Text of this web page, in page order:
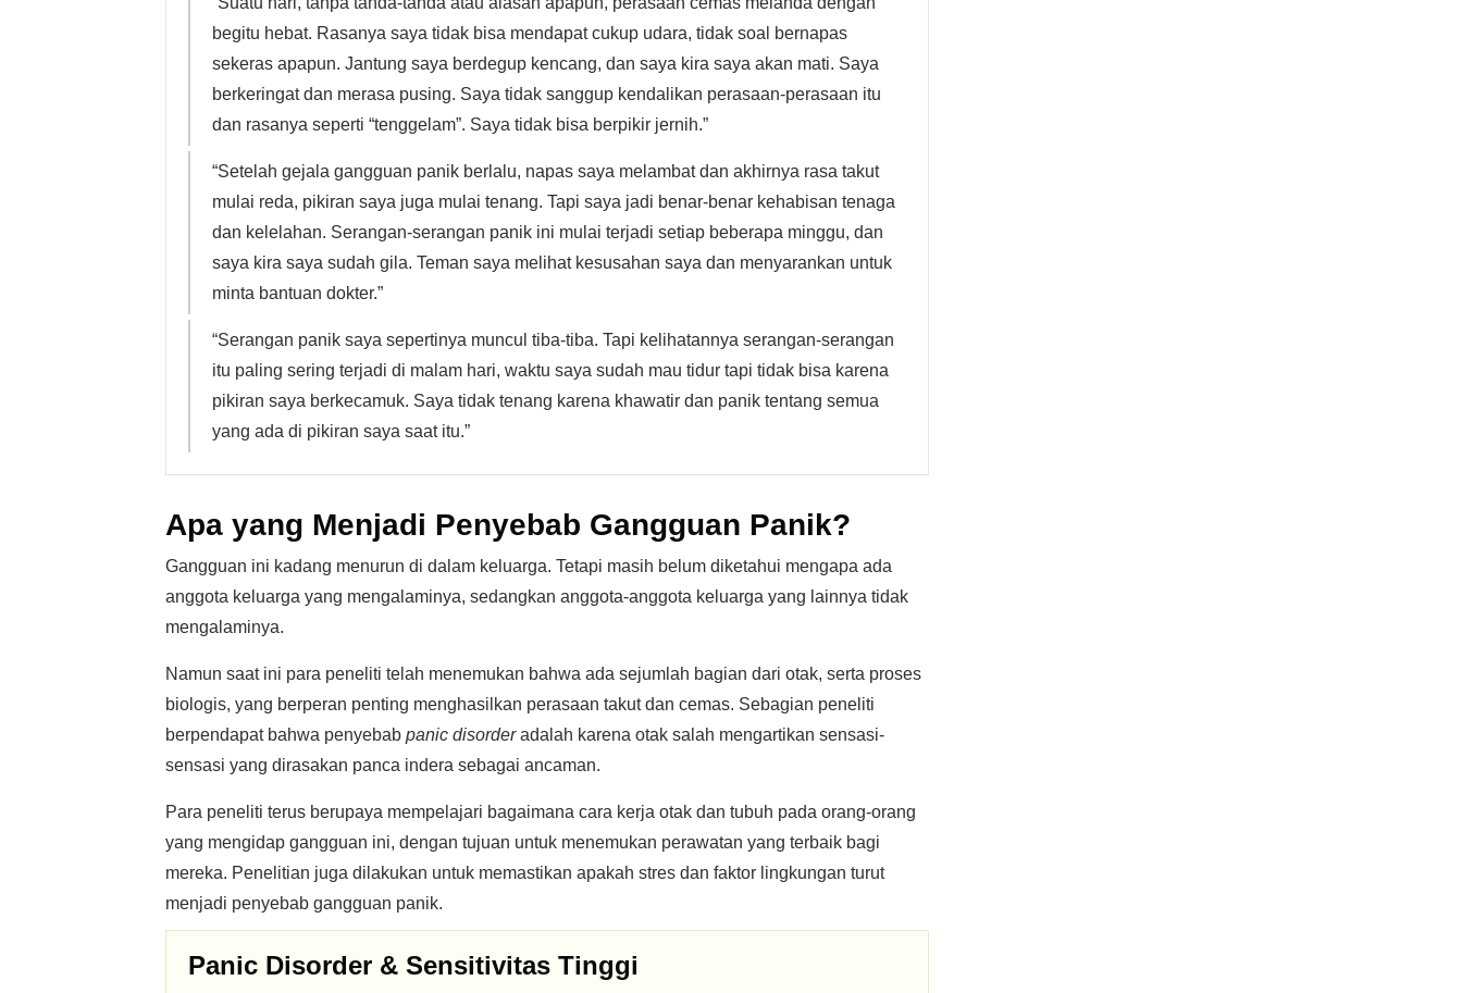
begitu hebat. Rasanya saya tidak bisa mendapat cukup udara, tidak soal bernapas
sekeras apapun. Jantung saya berdegup kencang, dan saya kira saya akan mati. Saya
berkeringat dan merasa pusing. Saya tidak sanggup kendalikan perasaan-perasaan itu
dan rasanya seperti “tenggelam”. Saya tidak bisa berpikir jernih.”
“Setelah gejala gangguan panik berlalu, napas saya melambat dan akhirnya rasa takut
mulai reda, pikiran saya juga mulai tenang. Tapi saya jadi benar-benar kehabisan tenaga
dan kelelahan. Serangan-serangan panik ini mulai terjadi setiap beberapa minggu, dan
saya kira saya sudah gila. Teman saya melihat kesusahan saya dan menyarankan untuk
minta bantuan dokter.”
“Serangan panik saya sepertinya muncul tiba-tiba. Tapi kelihatannya serangan-serangan
itu paling sering terjadi di malam hari, waktu saya sudah mau tidur tapi tidak bisa karena
pikiran saya berkecamuk. Saya tidak tenang karena khawatir dan panik tentang semua
yang ada di pikiran saya saat itu.”
Apa yang Menjadi Penyebab Gangguan Panik?
Gangguan ini kadang menurun di dalam keluarga. Tetapi masih belum diketahui mengapa ada
anggota keluarga yang mengalaminya, sedangkan anggota-anggota keluarga yang lainnya tidak
mengalaminya.
Namun saat ini para peneliti telah menemukan bahwa ada sejumlah bagian dari otak, serta proses
biologis, yang berperan penting menghasilkan perasaan takut dan cemas. Sebagian peneliti
berpendapat bahwa penyebab panic disorderadalah karena otak salah mengartikan sensasi-
sensasi yang dirasakan panca indera sebagai ancaman.
Para peneliti terus berupaya mempelajari bagaimana cara kerja otak dan tubuh pada orang-orang
yang mengidap gangguan ini, dengan tujuan untuk menemukan perawatan yang terbaik bagi
mereka. Penelitian juga dilakukan untuk memastikan apakah stres dan faktor lingkungan turut
menjadi penyebab gangguan panik.
Panic Disorder & Sensitivitas Tinggi